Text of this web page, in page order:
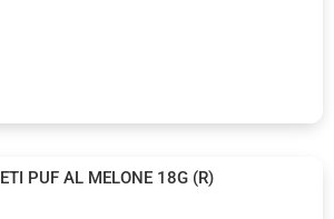
ETI PUF AL MELONE 18G (R)